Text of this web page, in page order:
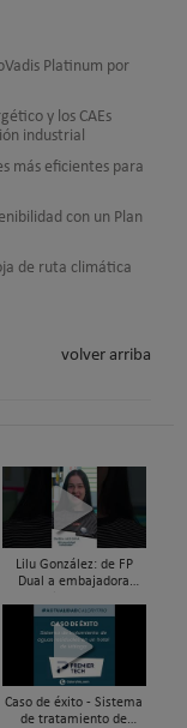
Platinum por
y los CAEs
industrial
más eficientes para
con un Plan
de ruta climática
volver arriba
Lilu González: de FP
Dual a embajadora
| Mecatrónica Industrial
Caso de éxito - Sistema
de tratamiento de